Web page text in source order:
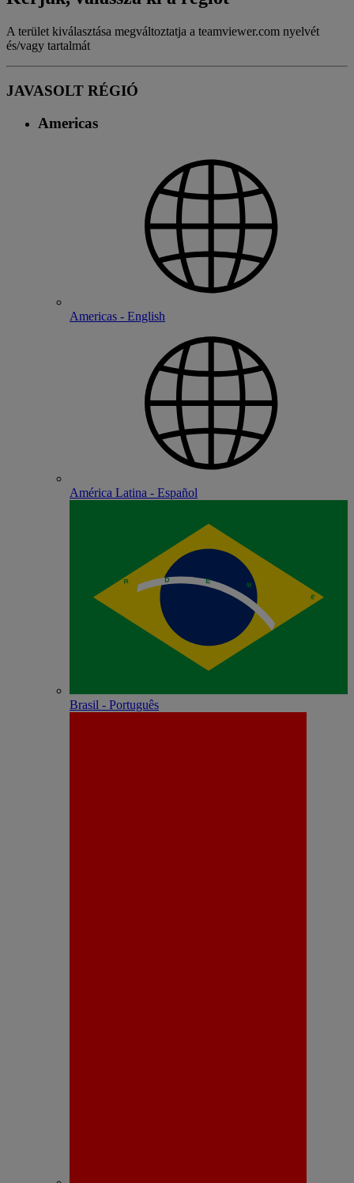
A terület kiválasztása megváltoztatja a teamviewer.com nyelvét
és/vagy tartalmát
JAVASOLT RÉGIÓ
Americas
Americas - English
América Latina - Español
Brasil - Português